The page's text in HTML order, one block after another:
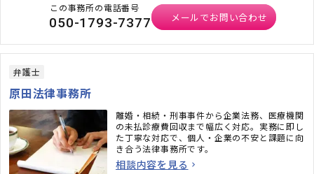
この事務所の電話番号
050-1793-7377 メールでお問い合わせ
弁護士
原田法律事務所
離婚・相続・刑事事件から企業法務、医療機関
の未払診療費回収まで幅広く対応。実務に即し
た丁寧な対応で、個人・企業の不安と課題に向
き合う法律事務所です。
相談内容を見る